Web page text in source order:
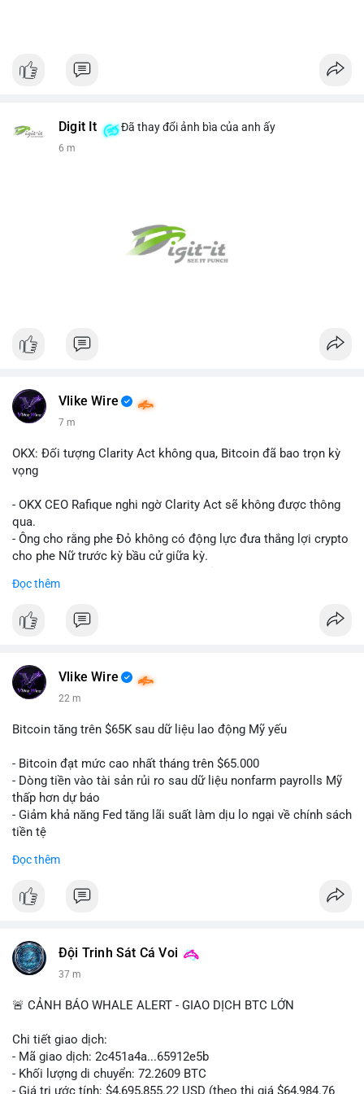
Digit It Đã thay đổi ảnh bìa của anh ấy
6 m
Vlike Wire
7 m
OKX: Đối tượng Clarity Act không qua, Bitcoin đã bao trọn kỳ
vọng
- OKX CEO Rafique nghi ngờ Clarity Act sẽ không được thông
qua.
- Ông cho rằng phe Đỏ không có động lực đưa thắng lợi crypto
cho phe Nữ trước kỳ bầu cử giữa kỳ.
hỗ trợ pháp lý.
$btc
Đọc thêm
Vlike Wire
22 m
Bitcoin tăng trên $65K sau dữ liệu lao động Mỹ yếu
- Bitcoin đạt mức cao nhất tháng trên $65.000
- Dòng tiền vào tài sản rủi ro sau dữ liệu nonfarm payrolls Mỹ
thấp hơn dự báo
- Giảm khả năng Fed tăng lãi suất làm dịu lo ngại về chính sách
tiền tệ
📰 Nguồn: Cointelegraph
Đọc thêm
Đội Trinh Sát Cá Voi
37 m
🚨 CẢNH BÁO WHALE ALERT - GIAO DỊCH BTC LỚN
Chi tiết giao dịch:
- Mã giao dịch: 2c451a4a...65912e5b
- Khối lượng di chuyển: 72.2609 BTC
- Giá trị ước tính: $4,695,855.22 USD (theo thị giá $64,984.76